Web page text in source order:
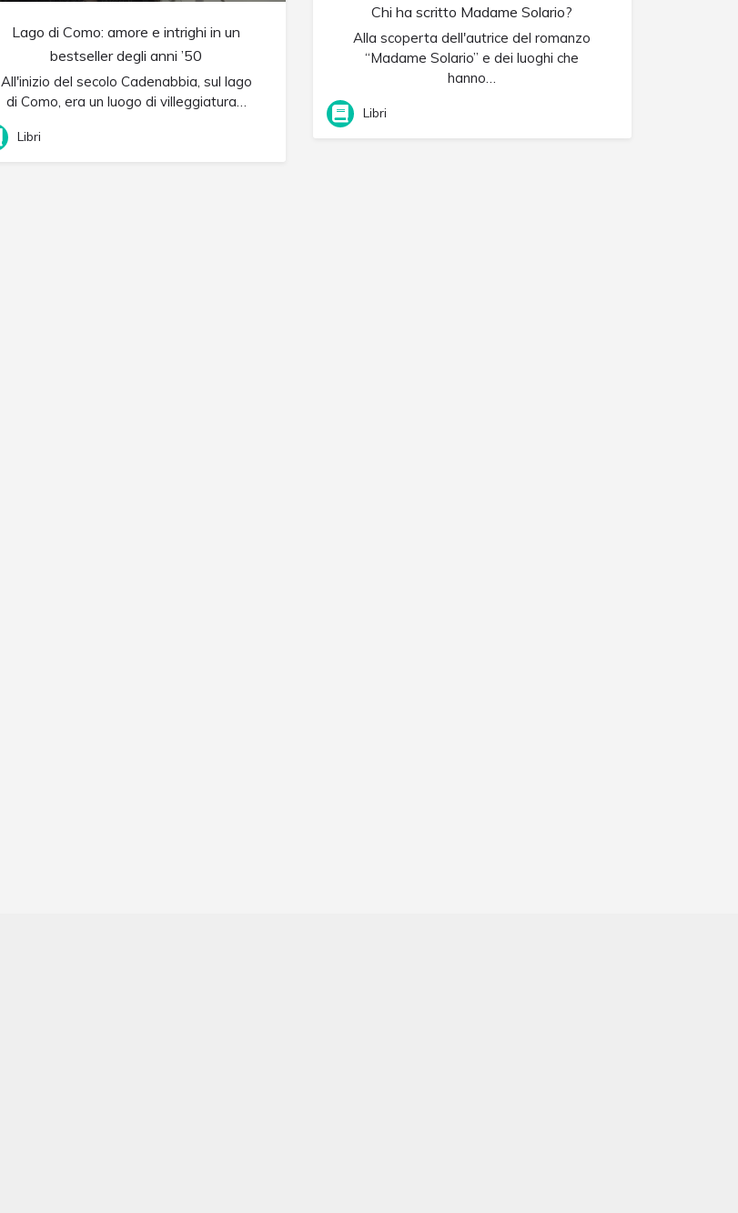
Chi ha scritto Madame Solario?
Alla scoperta dell'autrice del romanzo
“Madame Solario” e dei luoghi che
hanno…
Libri
Lago di Como: amore e intrighi in un
best­seller degli anni ’50
All'inizio del secolo Cadenabbia, sul lago
di Como, era un luogo di villeggiatura…
Libri